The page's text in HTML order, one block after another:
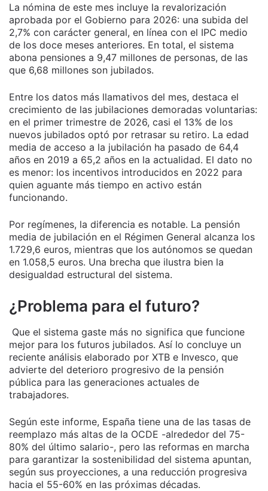
La nómina de este mes incluye la revalorización
aprobada por el Gobierno para 2026: una subida del
2,7% con carácter general, en línea con el IPC medio
de los doce meses anteriores. En total, el sistema
abona pensiones a 9,47 millones de personas, de las
que 6,68 millones son jubilados.
Entre los datos más llamativos del mes, destaca el
crecimiento de las jubilaciones demoradas voluntarias:
en el primer trimestre de 2026, casi el 13% de los
nuevos jubilados optó por retrasar su retiro. La edad
media de acceso a la jubilación ha pasado de 64,4
años en 2019 a 65,2 años en la actualidad. El dato no
es menor: los incentivos introducidos en 2022 para
quien aguante más tiempo en activo están
funcionando.
Por regímenes, la diferencia es notable. La pensión
media de jubilación en el Régimen General alcanza los
1.729,6 euros, mientras que los autónomos se quedan
en 1.058,5 euros. Una brecha que ilustra bien la
desigualdad estructural del sistema.
¿Problema para el futuro?
Que el sistema gaste más no significa que funcione
mejor para los futuros jubilados. Así lo concluye un
reciente análisis elaborado por XTB e Invesco, que
advierte del deterioro progresivo de la pensión
pública para las generaciones actuales de
trabajadores.
Según este informe, España tiene una de las tasas de
reemplazo más altas de la OCDE -alrededor del 75-
80% del último salario-, pero las reformas en marcha
para garantizar la sostenibilidad del sistema apuntan,
según sus proyecciones, a una reducción progresiva
hacia el 55-60% en las próximas décadas.